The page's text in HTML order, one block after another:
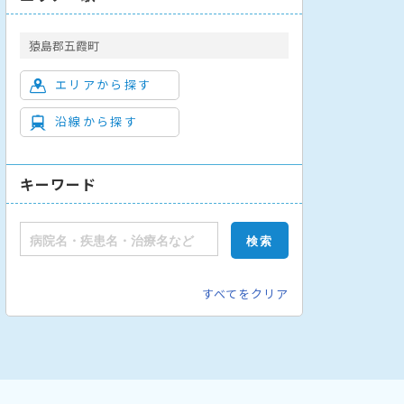
猿島郡五霞町
エリアから探す
沿線から探す
キーワード
すべてをクリア